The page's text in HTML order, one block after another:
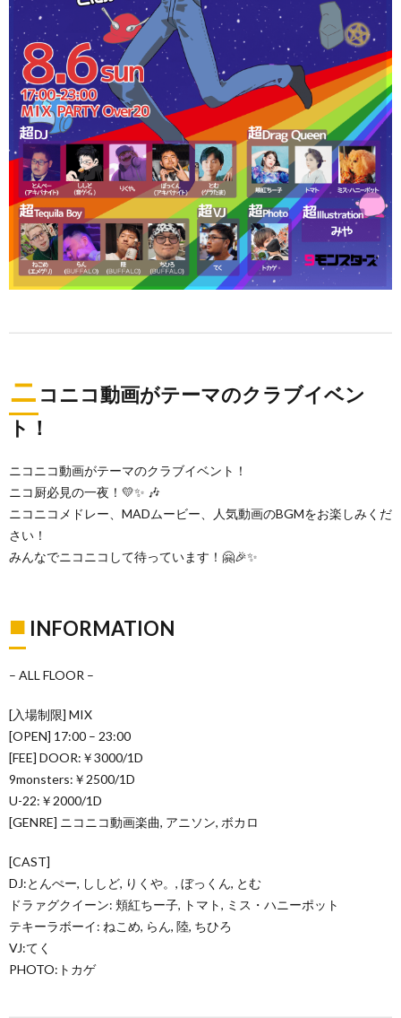
ニ コニコ動画がテーマのクラブイベン
ト！
ニコニコ動画がテーマのクラブイベント！
ニコ厨必見の一夜！💛✨ 🎶
ニコニコメドレー、MADムービー、人気動画のBGMをお楽しみくだ
さい！
みんなでニコニコして待っています！🤗🎉✨
■ INFORMATION
– ALL FLOOR –
[入場制限] MIX
[OPEN] 17:00 – 23:00
[FEE] DOOR:￥3000/1D
9monsters:￥2500/1D
U-22:￥2000/1D
[GENRE] ニコニコ動画楽曲, アニソン, ボカロ
[CAST]
DJ:とんぺー, ししど, りくや。, ぼっくん, とむ
ドラァグクイーン: 頬紅ちー子, トマト, ミス・ハニーポット
テキーラボーイ: ねこめ, らん, 陸, ちひろ
VJ:てく
PHOTO:トカゲ